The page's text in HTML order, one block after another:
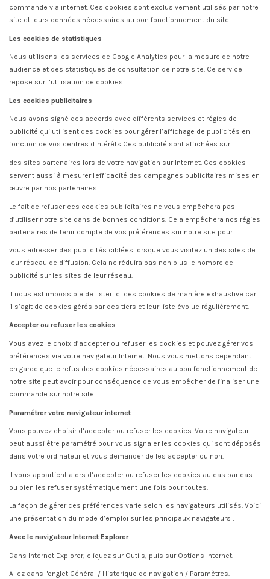
commande via internet. Ces cookies sont exclusivement utilisés par notre
site et leurs données nécessaires au bon fonctionnement du site.
Les cookies de statistiques
Nous utilisons les services de Google Analytics pour la mesure de notre
audience et des statistiques de consultation de notre site. Ce service
repose sur l’utilisation de cookies.
Les cookies publicitaires
Nous avons signé des accords avec différents services et régies de
publicité qui utilisent des cookies pour gérer l’affichage de publicités en
fonction de vos centres d'intérêts Ces publicité sont affichées sur
des sites partenaires lors de votre navigation sur Internet. Ces cookies
servent aussi à mesurer l'efficacité des campagnes publicitaires mises en
œuvre par nos partenaires.
Le fait de refuser ces cookies publicitaires ne vous empêchera pas
d’utiliser notre site dans de bonnes conditions. Cela empêchera nos régies
partenaires de tenir compte de vos préférences sur notre site pour
vous adresser des publicités ciblées lorsque vous visitez un des sites de
leur réseau de diffusion. Cela ne réduira pas non plus le nombre de
publicité sur les sites de leur réseau.
Il nous est impossible de lister ici ces cookies de manière exhaustive car
il s’agit de cookies gérés par des tiers et leur liste évolue régulièrement.
Accepter ou refuser les cookies
Vous avez le choix d’accepter ou refuser les cookies et pouvez gérer vos
préférences via votre navigateur Internet. Nous vous mettons cependant
en garde que le refus des cookies nécessaires au bon fonctionnement de
notre site peut avoir pour conséquence de vous empêcher de finaliser une
commande sur notre site.
Paramétrer votre navigateur internet
Vous pouvez choisir d’accepter ou refuser les cookies. Votre navigateur
peut aussi être paramétré pour vous signaler les cookies qui sont déposés
dans votre ordinateur et vous demander de les accepter ou non.
Il vous appartient alors d’accepter ou refuser les cookies au cas par cas
ou bien les refuser systématiquement une fois pour toutes.
La façon de gérer ces préférences varie selon les navigateurs utilisés. Voici
une présentation du mode d’emploi sur les principaux navigateurs :
Avec le navigateur Internet Explorer
Dans Internet Explorer, cliquez sur Outils, puis sur Options Internet.
Allez dans l'onglet Général / Historique de navigation / Paramètres.